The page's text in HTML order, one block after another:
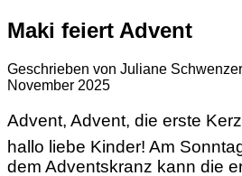
Maki feiert Advent
Geschrieben von Juliane Schwenzer
November 2025
Advent, Advent, die erste
hallo liebe Kinder! Am
dem Adventskranz kann die